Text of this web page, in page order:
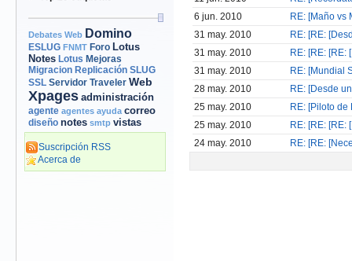
Debates Web Domino
ESLUG FNMT Foro Lotus
Notes Lotus Mejoras
Migracion Replicación SLUG
SSL Servidor Traveler Web
Xpages administración
agente agentes ayuda correo
diseño notes smtp vistas
Suscripción RSS
Acerca de
6 jun. 2010
RE: [Maño vs
31 may. 2010
RE: [RE:
31 may. 2010
RE: [RE: [RE:
31 may. 2010
RE: [Mundial
28 may. 2010
RE: [Desde
25 may. 2010
RE: [Piloto de
25 may. 2010
RE: [RE: [RE:
24 may. 2010
RE: [RE: